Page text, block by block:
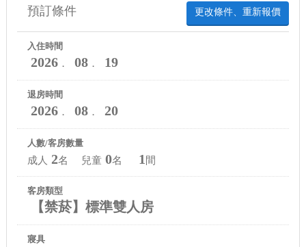
更改條件、重新報價
預訂條件
入住時間
2026． 08． 19
退房時間
2026． 08． 20
人數/客房數量
成人 2名 兒童 0名 1 間
客房類型
【禁菸】標準雙人房
寢具